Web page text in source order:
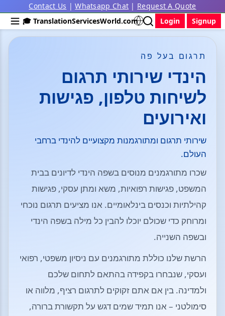
Contact Us |Whatsapp Chat | Request A Quote
🎓 TranslationServicesWorld.com
Login Signup
תרגום בעל פה
הינדי שירותי תרגום
לשיחות טלפון, פגישות
ואירועים
שירותי תרגום ומתורגמנות מקצועיים להינדי ברחבי
העולם.
שכרו מתורגמנים מנוסים בשפה הינדי לדיונים בבית
המשפט, פגישות רפואיות, משא ומתן עסקי, פגישות
קהילתיות וכנסים בינלאומיים. אנו מציעים תרגום נוכחי
ומרוחק כדי שכולם יוכלו להבין כל מילה בשפה הינדי
ובשפה השנייה.
הרשת שלנו כוללת מתורגמנים עם ניסיון משפטי, רפואי
ועסקי, שנבחרו בקפידה בהתאם לתחום שלכם
ולמדינה. בין אם אתם זקוקים לתרגום רציף, מלווה או
סימולטני – אנו תמיד שמים דגש על תקשורת ברורה,